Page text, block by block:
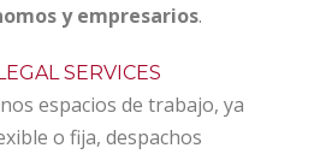
y empresarios.
SERVICES
espacios de trabajo, ya
o fija, despachos